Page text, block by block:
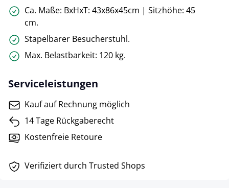
Ca. Maße: BxHxT: 43x86x45cm | Sitzhöhe: 45
cm.
Stapelbarer Besucherstuhl.
Max. Belastbarkeit: 120 kg.
Serviceleistungen
Kauf auf Rechnung möglich
14 Tage Rückgaberecht
Kostenfreie Retoure
Verifiziert durch Trusted Shops